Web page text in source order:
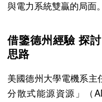
與電力系統雙贏的局面。
借鑒德州經驗 探
思路
美國德州大學電機系主
分散式能源資源」（